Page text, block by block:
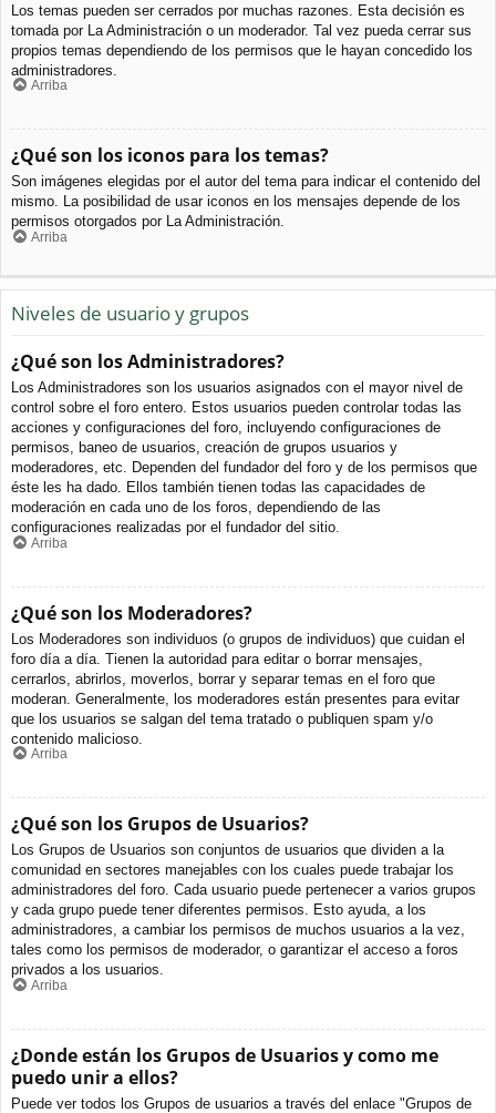
Los temas pueden ser cerrados por muchas razones. Esta decisión es
tomada por La Administración o un moderador. Tal vez pueda cerrar sus
propios temas dependiendo de los permisos que le hayan concedido los
administradores.
Arriba
¿Qué son los iconos para los temas?
Son imágenes elegidas por el autor del tema para indicar el contenido del
mismo. La posibilidad de usar iconos en los mensajes depende de los
permisos otorgados por La Administración.
Arriba
Niveles de usuario y grupos
¿Qué son los Administradores?
Los Administradores son los usuarios asignados con el mayor nivel de
control sobre el foro entero. Estos usuarios pueden controlar todas las
acciones y configuraciones del foro, incluyendo configuraciones de
permisos, baneo de usuarios, creación de grupos usuarios y
moderadores, etc. Dependen del fundador del foro y de los permisos que
éste les ha dado. Ellos también tienen todas las capacidades de
moderación en cada uno de los foros, dependiendo de las
configuraciones realizadas por el fundador del sitio.
Arriba
¿Qué son los Moderadores?
Los Moderadores son individuos (o grupos de individuos) que cuidan el
foro día a día. Tienen la autoridad para editar o borrar mensajes,
cerrarlos, abrirlos, moverlos, borrar y separar temas en el foro que
moderan. Generalmente, los moderadores están presentes para evitar
que los usuarios se salgan del tema tratado o publiquen spam y/o
contenido malicioso.
Arriba
¿Qué son los Grupos de Usuarios?
Los Grupos de Usuarios son conjuntos de usuarios que dividen a la
comunidad en sectores manejables con los cuales puede trabajar los
administradores del foro. Cada usuario puede pertenecer a varios grupos
y cada grupo puede tener diferentes permisos. Esto ayuda, a los
administradores, a cambiar los permisos de muchos usuarios a la vez,
tales como los permisos de moderador, o garantizar el acceso a foros
privados a los usuarios.
Arriba
¿Donde están los Grupos de Usuarios y como me
puedo unir a ellos?
Puede ver todos los Grupos de usuarios a través del enlace "Grupos de